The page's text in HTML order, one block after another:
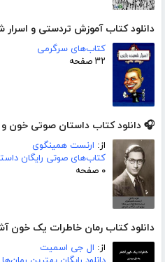
دانلود کتاب آموزش تردستی و اسرار
کتاب‌های سرگرمی
۳۲ صفحه
🎧 دانلود کتاب داستان صوتی خون
از: ارنست همینگوی
کتاب‌های صوتی رایگان
۰ صفحه
دانلود کتاب رمان خاطرات یک خون
از: ال جی اسمیت